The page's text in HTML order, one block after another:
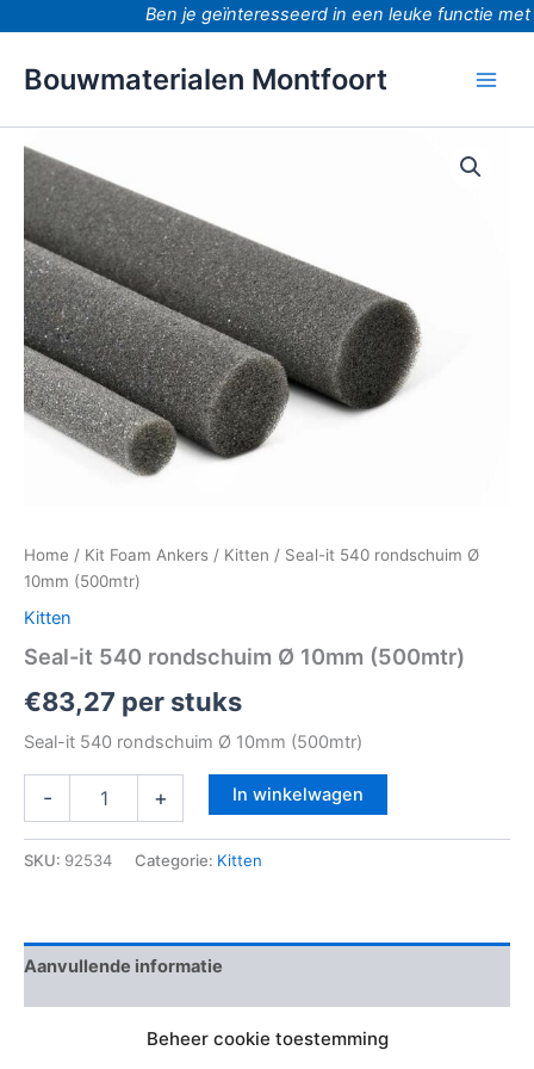
Beheer cookie toestemming
Ben je geïnteresseerd in een leuke functie
Bouwmaterialen Montfoort
Home / Kit Foam Ankers / Kitten / Seal-it 540 rondschuim Ø
10mm (500mtr)
Kitten
Seal-it 540 rondschuim Ø 10mm (500mtr)
€83,27 per stuks
Seal-it 540 rondschuim Ø 10mm (500mtr)
-
540
rondschuim
Ø
10mm
(500mtr)
aantal
+ In winkelwagen
SKU: 92534 Categorie: Kitten
Aanvullende informatie
Beoordelingen (0)